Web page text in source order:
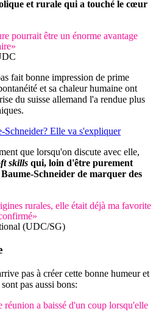
et rurale qui a touché le cœur
pourrait être un énorme avantage
fait bonne impression de prime
et sa chaleur humaine ont
du suisse allemand l'a rendue plus
Schneider? Elle va s'expliquer
que lorsqu'on discute avec elle,
skills qui, loin d'être purement
Schneider de marquer des
rurales, elle était déjà ma favorite
(UDC/SG)
pas à créer cette bonne humeur et
pas aussi bons:
réunion a baissé d'un coup lorsqu'elle